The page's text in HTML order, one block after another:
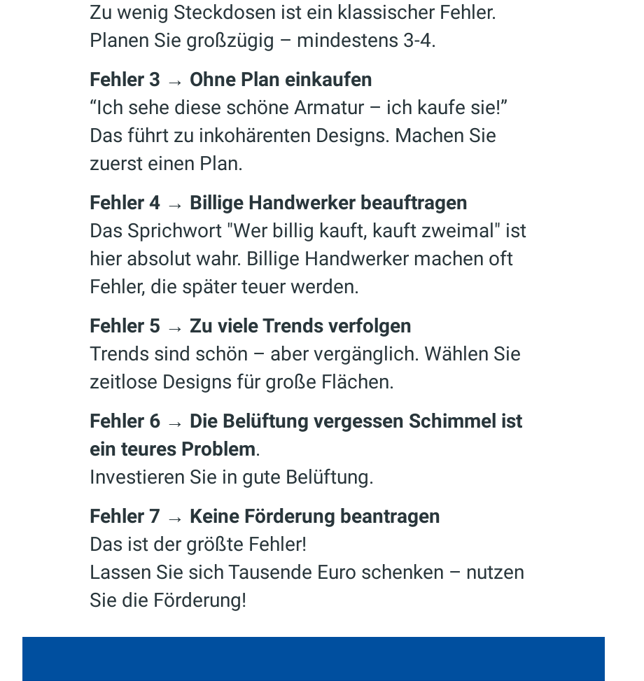
Zu wenig Steckdosen ist ein klassischer Fehler.
Planen Sie großzügig – mindestens 3-4.
Fehler 3 → Ohne Plan einkaufen
“Ich sehe diese schöne Armatur – ich kaufe sie!”
Das führt zu inkohärenten Designs. Machen Sie
zuerst einen Plan.
Fehler 4 → Billige Handwerker beauftragen
Das Sprichwort "Wer billig kauft, kauft zweimal" ist
hier absolut wahr. Billige Handwerker machen oft
Fehler, die später teuer werden.
Fehler 5 → Zu viele Trends verfolgen
Trends sind schön – aber vergänglich. Wählen Sie
zeitlose Designs für große Flächen.
Fehler 6 → Die Belüftung vergessen Schimmel ist
ein teures Problem.
Investieren Sie in gute Belüftung.
Fehler 7 → Keine Förderung beantragen
Das ist der größte Fehler!
Lassen Sie sich Tausende Euro schenken – nutzen
Sie die Förderung!